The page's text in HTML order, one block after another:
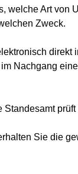
welche Art von
Zweck.
direkt
Nachgang
Standesamt
Sie die